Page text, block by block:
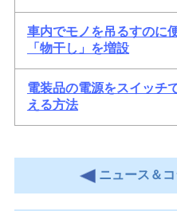
車内でモノを吊るすのに
「物干し」を増設
電装品の電源をスイッチ
える方法
ニュース＆